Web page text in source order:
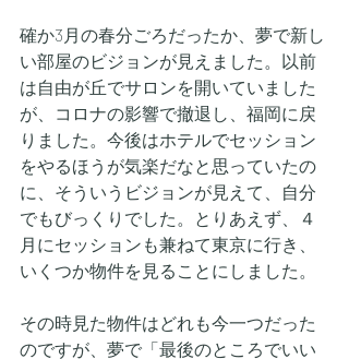
確か3月の春分ごろだったか、夢で新し
い部屋のビジョンが見えました。以前
は自由が丘でサロンを開いていました
が、コロナの影響で撤退し、福岡に戻
りました。今後はホテルでセッション
をやるほうが気楽だなと思っていたの
に、そういうビジョンが見えて、自分
でもびっくりでした。とりあえず、４
月にセッションも兼ねて東京に行き、
いくつか物件を見ることにしました。
その時見た物件はどれも今一つだった
のですが、夢で「最後のところでいい